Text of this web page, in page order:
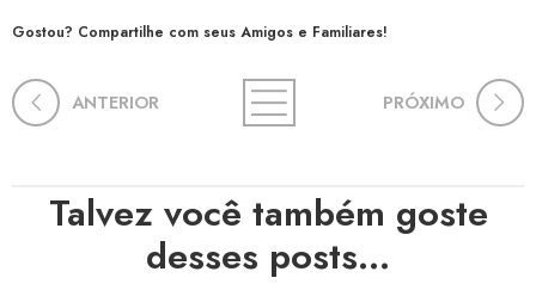
Gostou? Compartilhe com seus Amigos e Familiares!
ANTERIOR PRÓXIMO
Talvez você também goste
desses posts...